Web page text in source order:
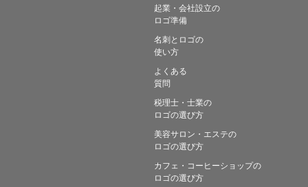
起業・会社設立の
ロゴ準備
名刺とロゴの
使い方
よくある
質問
税理士・士業の
ロゴの選び方
美容サロン・エステの
ロゴの選び方
カフェ・コーヒーショップの
ロゴの選び方